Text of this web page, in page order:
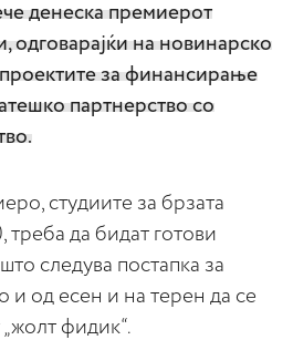
денеска премиерот
одговарајќи на новинарско
за финансирање
партнерство со
студиите за брзата
да бидат готови
следува постапка за
и од есен и на терен да се
фидик“.